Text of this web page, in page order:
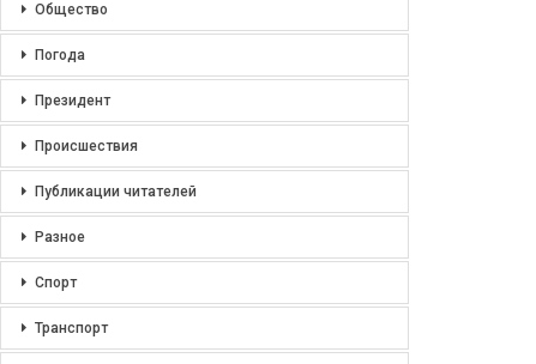
Общество
Погода
Президент
Происшествия
Публикации читателей
Разное
Спорт
Транспорт